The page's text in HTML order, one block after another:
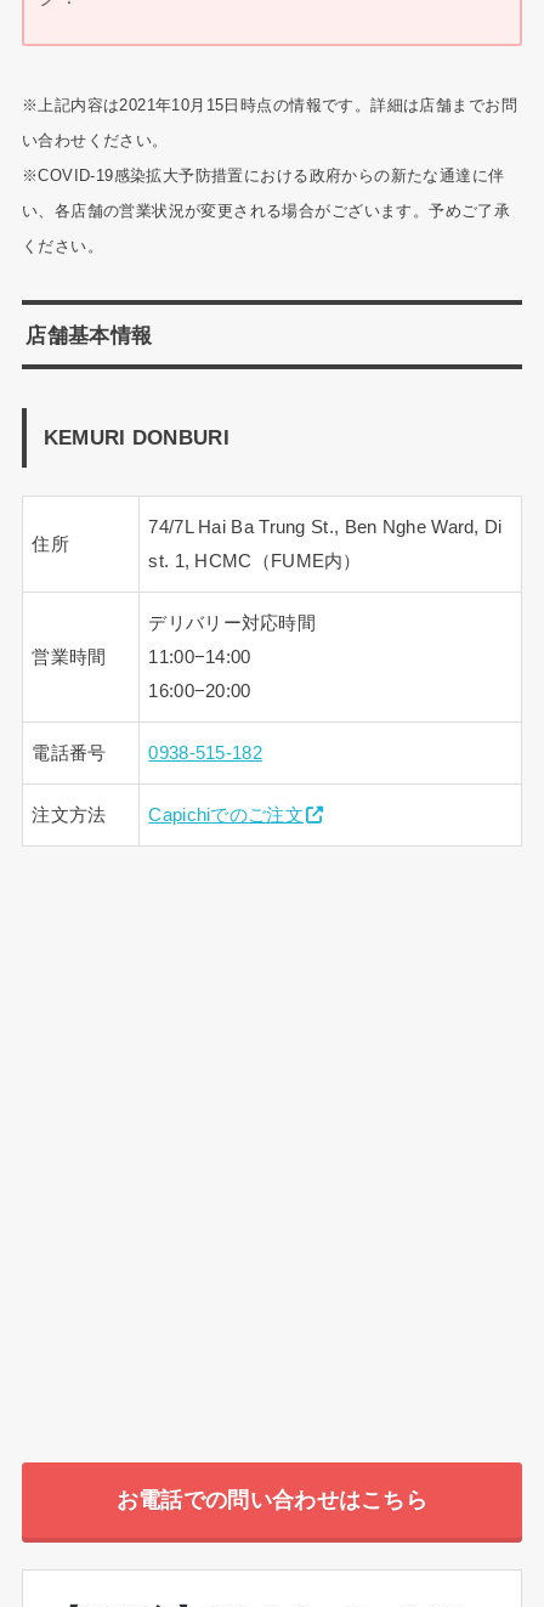
※上記内容は2021年10月15日時点の情報です。詳細は店舗までお問
い合わせください。
※COVID-19感染拡大予防措置における政府からの新たな通達に伴
い、各店舗の営業状況が変更される場合がございます。予めご了承
ください。
店舗基本情報
KEMURI DONBURI
住所
74/7L Hai Ba Trung St., Ben Nghe Ward, Di
st. 1, HCMC（FUME内）
営業時間
デリバリー対応時間
11:00−14:00
16:00−20:00
電話番号 0938-515-182
注文方法 Capichiでのご注文
お電話での問い合わせはこちら